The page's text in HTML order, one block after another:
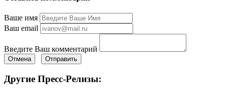
Ваше имя
Ваш email
Введите Ваш комментарий
Отмена Отправить
Другие Пресс-Релизы: